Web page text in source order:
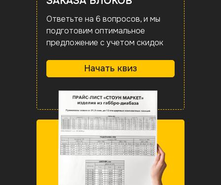
Начать квиз
Ответьте на 6 вопросов, и мы
подготовим оптимальное
предложение с учетом скидок